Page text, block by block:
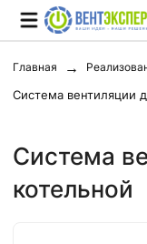
Главная
Система вентиляции
Система
котельной